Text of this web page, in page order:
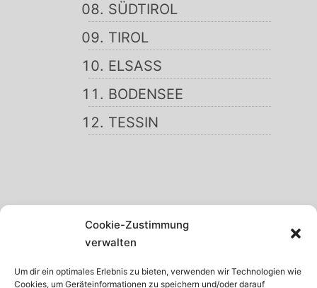
Cookie-Zustimmung
verwalten
Um dir ein optimales Erlebnis zu bieten, verwenden wir Technologien wie
Cookies, um Geräteinformationen zu speichern und/oder darauf
SÜDTIROL
TIROL
ELSASS
BODENSEE
TESSIN
SCHWARZWALD
GARDASEE
MADEIRA